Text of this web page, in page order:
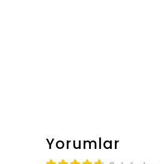
Yorumlar